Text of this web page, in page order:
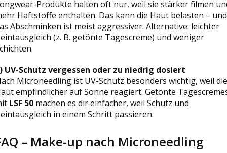
Produkte halten oft nur, weil sie stärker filmen
Haftstoffe enthalten. Das kann die Haut belasten – und
Abschminken ist meist aggressiver. Alternative: leichter
(z. B. getönte Tagescreme) und weniger
UV-Schutz vergessen oder zu niedrig dosiert
Microneedling ist UV-Schutz besonders wichtig, weil die
empfindlicher auf Sonne reagiert. Getönte
LSF 50 machen es dir einfacher, weil Schutz und
in einem Schritt passieren.
– Make-up nach Microneedling